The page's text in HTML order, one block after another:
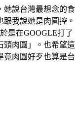
她說台灣最想念的食
我說她是肉圓控。
是在GOOGLE打了
頭肉圓」。也希望這
竟肉圓好歹也算是台